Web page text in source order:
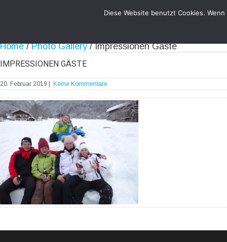
Besonders geeignet für Gruppen.
Home/Photo Gallery/Impressionen Gäste
IMPRESSIONEN GÄSTE
20. Februar 2019 Keine Kommentare
Diese Website benutzt Cookies.